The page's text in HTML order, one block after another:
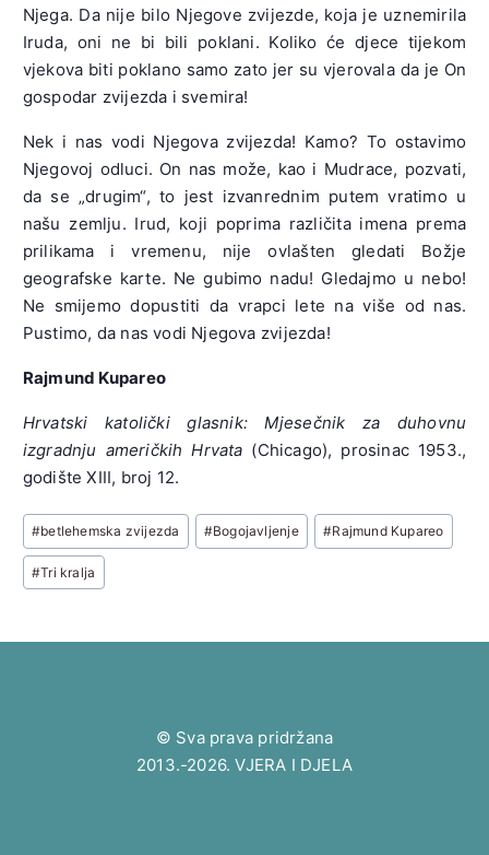
Njega. Da nije bilo Njegove zvijezde, koja je uznemirila
Iruda, oni ne bi bili poklani. Koliko će djece tijekom
vjekova biti poklano samo zato jer su vjerovala da je On
gospodar zvijezda i svemira!
Nek i nas vodi Njegova zvijezda! Kamo? To ostavimo
Njegovoj odluci. On nas može, kao i Mudrace, pozvati,
da se „drugim“, to jest izvanrednim putem vratimo u
našu zemlju. Irud, koji poprima različita imena prema
prilikama i vremenu, nije ovlašten gledati Božje
geografske karte. Ne gubimo nadu! Gledajmo u nebo!
Ne smijemo dopustiti da vrapci lete na više od nas.
Pustimo, da nas vodi Njegova zvijezda!
Rajmund Kupareo
Hrvatski katolički glasnik: Mjesečnik za duhovnu
izgradnju američkih Hrvata (Chicago), prosinac 1953.,
godište XIII, broj 12.
Post
Tags:
#betlehemska zvijezda #Bogojavljenje #Rajmund Kupareo
#Tri kralja
© Sva prava pridržana
2013.-2026. VJERA I DJELA